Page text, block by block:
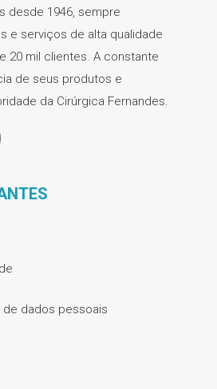
desde 1946, sempre
e serviços de alta qualidade
20 mil clientes. A constante
de seus produtos e
da Cirúrgica Fernandes.
dados pessoais